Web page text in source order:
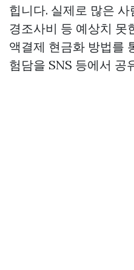
힙니다. 실제로 많은
경조사비 등 예상치 못
액결제 현금화 방법를
험담을 SNS 등에서 공